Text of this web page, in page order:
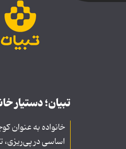
تبیان؛ دستیار
خانواده به
اساسی در پی‌ریزی،